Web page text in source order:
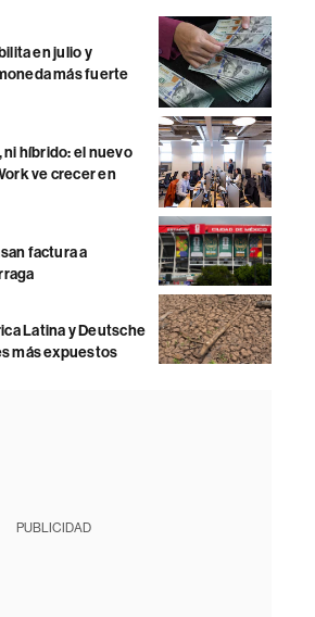
en julio y
más fuerte
híbrido: el nuevo
ve crecer en
factura a
Latina y Deutsche
más expuestos
PUBLICIDAD